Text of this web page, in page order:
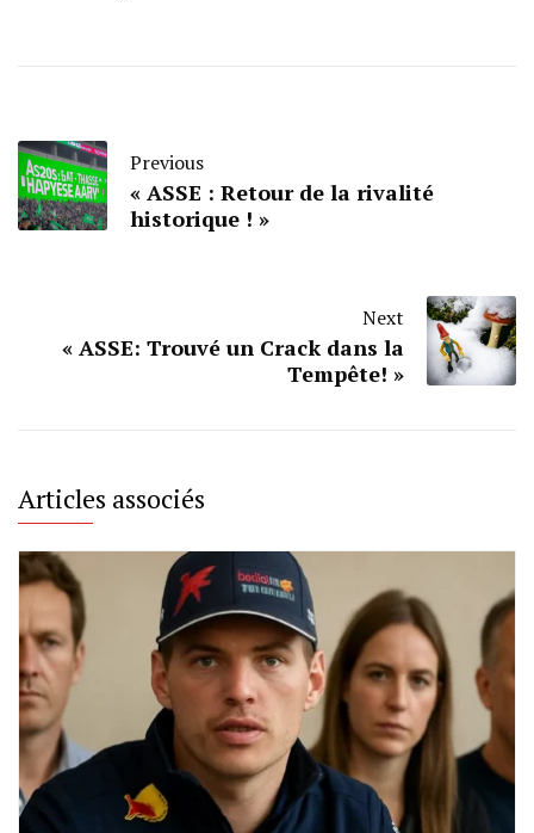
Previous
« ASSE : Retour de la rivalité
historique ! »
Next
« ASSE: Trouvé un Crack dans la
Tempête! »
Articles associés